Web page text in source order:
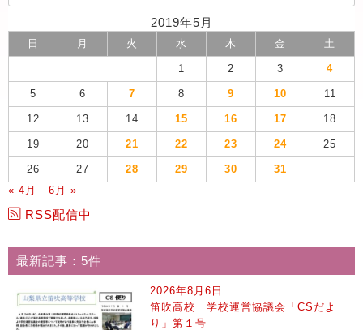
2019年5月
日 月 火 水 木 金 土
1 2 3 4
5 6 7 8 9 10 11
12 13 14 15 16 17 18
19 20 21 22 23 24 25
26 27 28 29 30
31
« 4月
6月 »
RSS配信中
最新記事：5件
2026年8月6日
笛吹高校 学校運営協議会「CSだよ
り」第１号